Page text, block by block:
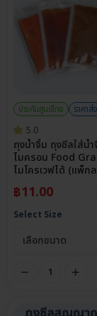
ประกันศูนย์ไทย
ราคาส่ง
5.0
ถุงน้ำจิ้ม ถุงซีลใส่น้
ไมครอน Food
ไมโครเวฟได้ (แพ็ก
฿11.00
Select Size